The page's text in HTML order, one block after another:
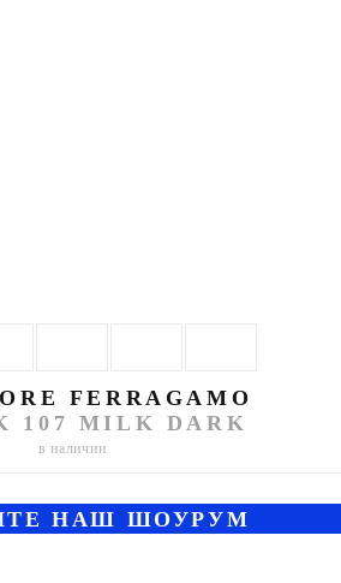
FERRAGAMO
107 MILK DARK
в наличии
НАШ ШОУРУМ